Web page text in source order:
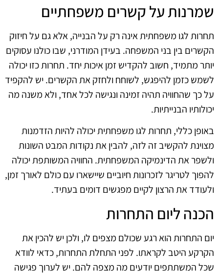
שמרנות על קשרים משפחתיים
תחרות לגו משפחתית אינה רק על הבנייה, אלא גם על חיזוק
הקשרים בין בני המשפחה. בעידן המודרני, שבו כולנו עסוקים
יותר מתמיד, חשוב להקדיש זמן איכות יחד. תחרות כזו יכולה
לשמש כזמן להיפגש, לשוחח ולחזק את הקשרים. יש להקפיד
על כך שהחוויה תהיה זמינה ונגישה לכל אחד, ולא משנה מה
יכולותיו הבנייתיות.
באופן כללי, תחרות לגו משפחתית יכולה להיות הזדמנות
מצוינת להקשיב זה לזה, להבין את נקודות המבט השונות
ולשפר את הדינמיקה המשפחתית. החוויה המשותפת יכולה
להפוך לטריגר לזכרונות חיוביים שיישארו עם כולם לאורך זמן,
ולעודד את הרצון לקיים מפגשים דומים בעתיד.
הכנה ליום התחרות
יום התחרות הוא רגע שכולם מצפים לו, ולכן יש להכין את
הקרקע היטב לקראתו. לפני התחלת התחרות, כדאי לוודא
שכל המשתתפים יודעים מה מצפה להם. יש לערוך פגישה